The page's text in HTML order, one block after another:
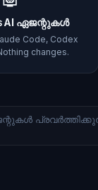
AI ഏജന്റുകൾ
Code, Codex
changes.